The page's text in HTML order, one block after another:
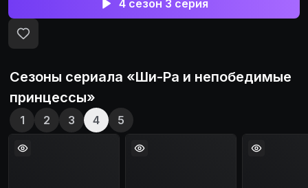
4 сезон 3 серия
Сезоны сериала «Ши-Ра и непобедимые
принцессы»
1 2 3 4 5